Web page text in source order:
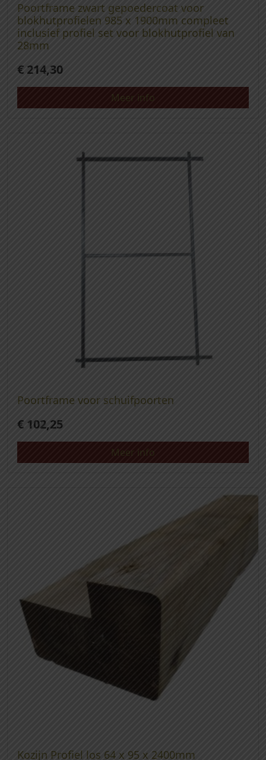
Poortframe zwart gepoedercoat voor
blokhutprofielen 985 x 1900mm compleet
inclusief profiel set voor blokhutprofiel van
28mm
€ 214,30
Meer info
Poortframe voor schuifpoorten
€ 102,25
Meer info
Kozijn Profiel los 64 x 95 x 2400mm